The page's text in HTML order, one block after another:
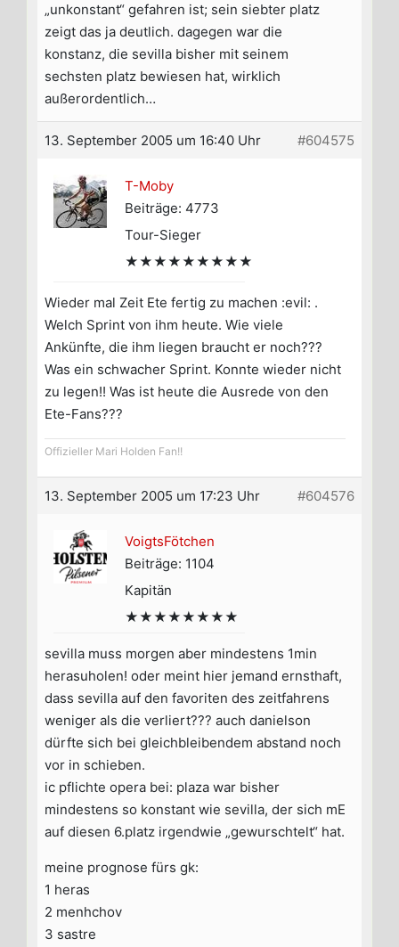
„unkonstant“ gefahren ist; sein siebter platz
zeigt das ja deutlich. dagegen war die
konstanz, die sevilla bisher mit seinem
sechsten platz bewiesen hat, wirklich
außerordentlich…
13. September 2005 um 16:40 Uhr #604575
T-Moby
Beiträge: 4773
Tour-Sieger
★★★★★★★★★
Wieder mal Zeit Ete fertig zu machen :evil: .
Welch Sprint von ihm heute. Wie viele
Ankünfte, die ihm liegen braucht er noch???
Was ein schwacher Sprint. Konnte wieder nicht
zu legen!! Was ist heute die Ausrede von den
Ete-Fans???
Offizieller Mari Holden Fan!!
13. September 2005 um 17:23 Uhr #604576
VoigtsFötchen
Beiträge: 1104
Kapitän
★★★★★★★★
sevilla muss morgen aber mindestens 1min
herasuholen! oder meint hier jemand ernsthaft,
dass sevilla auf den favoriten des zeitfahrens
weniger als die verliert??? auch danielson
dürfte sich bei gleichbleibendem abstand noch
vor in schieben.
ic pflichte opera bei: plaza war bisher
mindestens so konstant wie sevilla, der sich mE
auf diesen 6.platz irgendwie „gewurschtelt“ hat.
meine prognose fürs gk:
1 heras
2 menhchov
3 sastre